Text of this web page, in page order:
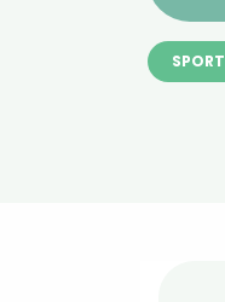
SPORT